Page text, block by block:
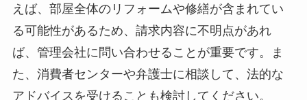
えば、部屋全体のリフォームや修繕が含まれてい
る可能性があるため、請求内容に不明点があれ
ば、管理会社に問い合わせることが重要です。ま
た、消費者センターや弁護士に相談して、法的な
アドバイスを受けることも検討してください。